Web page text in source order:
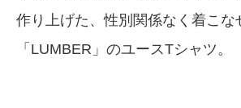
作り上げた、性別関係なく着こな
「LUMBER」のユースTシャツ。